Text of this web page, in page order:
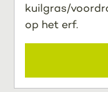
kuilgras/
op het erf.